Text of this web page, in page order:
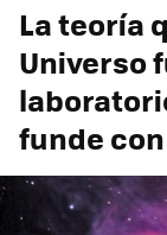
La teoría
Universo
funde